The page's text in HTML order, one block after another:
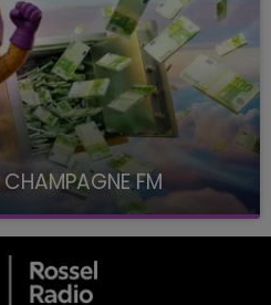
FM
FM, à 8H10